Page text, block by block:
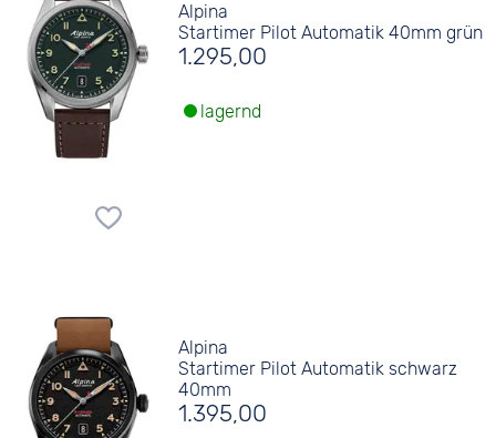
Alpina
Startimer Pilot Automatik 40mm grün
1.295,00
lagernd
Alpina
Startimer Pilot Automatik schwarz
40mm
1.395,00